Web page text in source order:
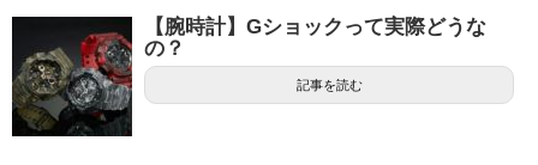
【腕時計】Gショックって実際どうな
の？
記事を読む